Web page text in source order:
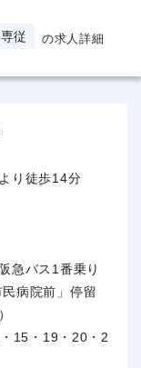
従 の求人詳細
り徒歩14分
急バス1番乗り
病院前」停留
15・19・20・2